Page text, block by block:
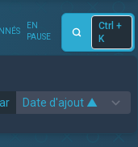
EN
PAUSE
Ctrl +
K